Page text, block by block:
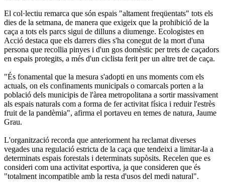
El col·lectiu remarca que són espais "altament freqüentats" tots els
dies de la setmana, de manera que exigeix que la prohibició de la
caça a tots els parcs sigui de dilluns a diumenge. Ecologistes en
Acció destaca que els darrers dies s'ha conegut de la mort d'una
persona que recollia pinyes i d'un gos domèstic per trets de caçadors
en espais protegits, a més d'un ciclista ferit per un altre tret de caça.
"És fonamental que la mesura s'adopti en uns moments com els
actuals, on els confinaments municipals o comarcals porten a la
població dels municipis de l'àrea metropolitana a sortir massivament
als espais naturals com a forma de fer activitat física i reduir l'estrès
fruit de la pandèmia", afirma el portaveu en temes de natura, Jaume
Grau.
L'organització recorda que anteriorment ha reclamat diverses
vegades una regulació estricta de la caça que tendeixi a limitar-la a
determinats espais forestals i determinats supòsits. Recelen que es
consideri com una activitat esportiva, ja que consideren que és
"totalment incompatible amb la resta d'usos del medi natural".